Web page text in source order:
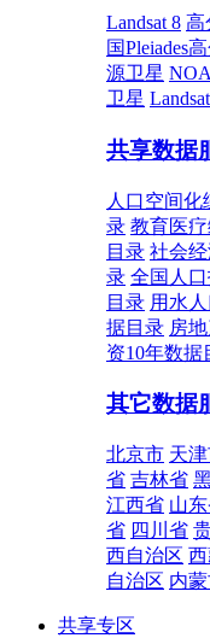
Landsat 8 高
国Pleiades
源卫星
卫星
共享数据
人口空间
录 教育医
目录 社会
录 全国人
目录 用水
据目录 房
资10年数据
其它数据
北京市 天
省 吉林省
江西省 山
省 四川省
西自治区
自治区 内
共享专区